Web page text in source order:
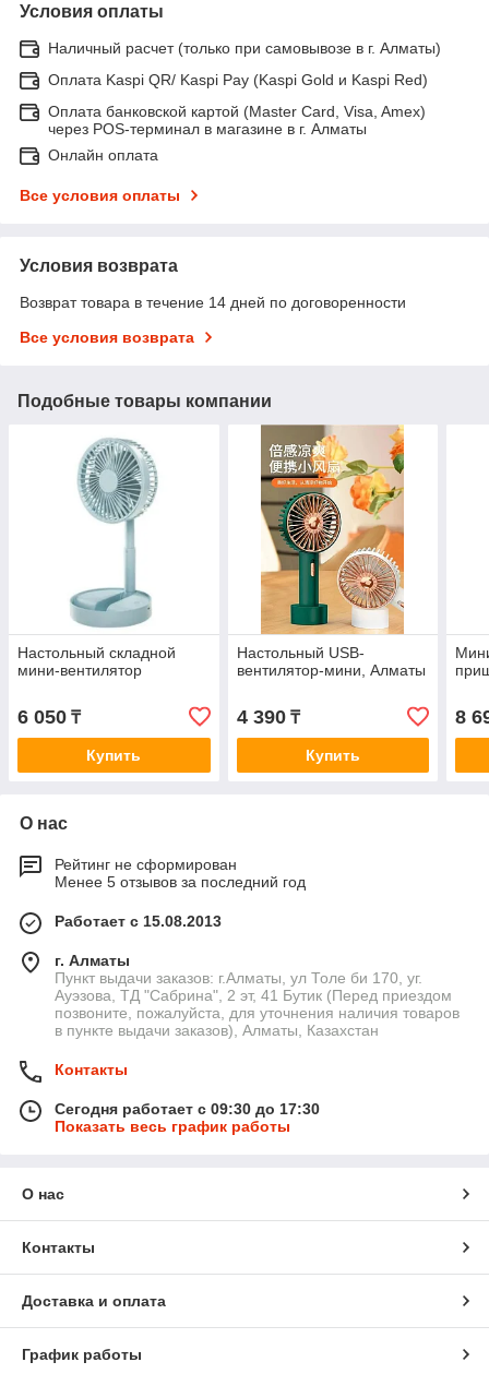
Условия оплаты
Наличный расчет (только при самовывозе в г. Алматы)
Оплата Kaspi QR/ Kaspi Pay (Kaspi Gold и Kaspi Red)
Оплата банковской картой (Master Card, Visa, Amex)
через POS-терминал в магазине в г. Алматы
Онлайн оплата
Все условия оплаты
Условия возврата
Возврат товара в течение 14 дней по договоренности
Все условия возврата
Подобные товары компании
Настольный складной
мини-вентилятор
6 050 ₸
Купить
Настольный USB-
вентилятор-мини, Алматы
4 390₸
Купить
8
О нас
Рейтинг не сформирован
Менее 5 отзывов за последний год
Работает с 15.08.2013
г. Алматы
Пункт выдачи заказов: г.Алматы, ул Толе би 170, уг.
Ауэзова, ТД "Сабрина", 2 эт, 41 Бутик (Перед приездом
позвоните, пожалуйста, для уточнения наличия товаров
в пункте выдачи заказов), Алматы, Казахстан
Контакты
Сегодня работает с 09:30 до 17:30
Показать весь график работы
О нас
Контакты
Доставка и оплата
График работы